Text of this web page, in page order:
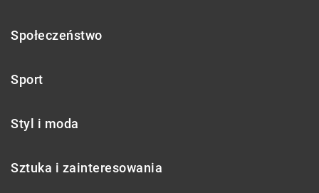
Społeczeństwo
Sport
Styl i moda
Sztuka i zainteresowania